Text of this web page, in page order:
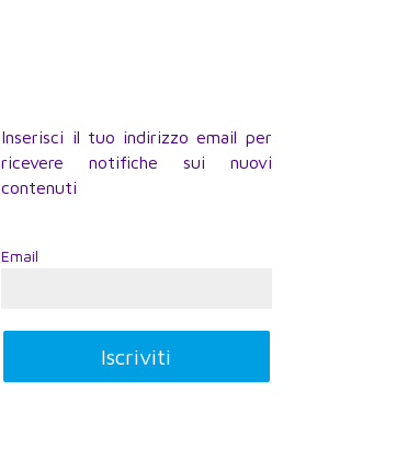
Inserisci il tuo indirizzo email per
ricevere notifiche sui nuovi
contenuti
Email